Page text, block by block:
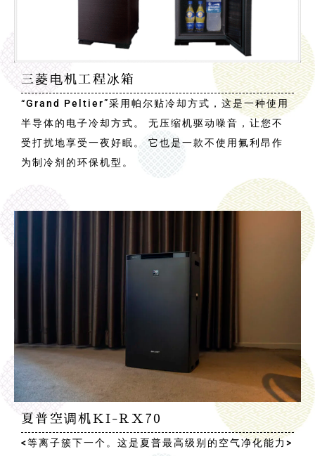
三菱电机工程冰箱
“Grand Peltier”采用帕尔贴冷却方式，这是一种使用
半导体的电子冷却方式。 无压缩机驱动噪音，让您不
受打扰地享受一夜好眠。 它也是一款不使用氟利昂作
为制冷剂的环保机型。
夏普空调机KI-RX70
<等离子簇下一个。这是夏普最高级别的空气净化能力>